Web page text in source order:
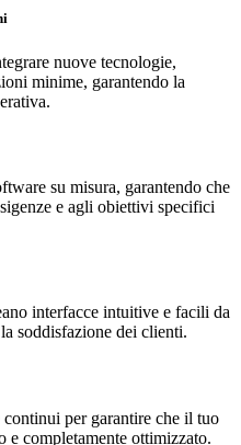
nuove tecnologie,
minime, garantendo la
su misura, garantendo che
e agli obiettivi specifici
interfacce intuitive e facili da
soddisfazione dei clienti.
per garantire che il tuo
e completamente ottimizzato.